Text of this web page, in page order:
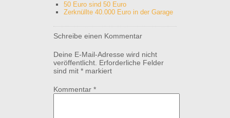
50 Euro sind 50 Euro
Zerknüllte 40.000 Euro in der Garage
Schreibe einen Kommentar
Deine E-Mail-Adresse wird nicht
veröffentlicht. Erforderliche Felder
sind mit * markiert
Kommentar *